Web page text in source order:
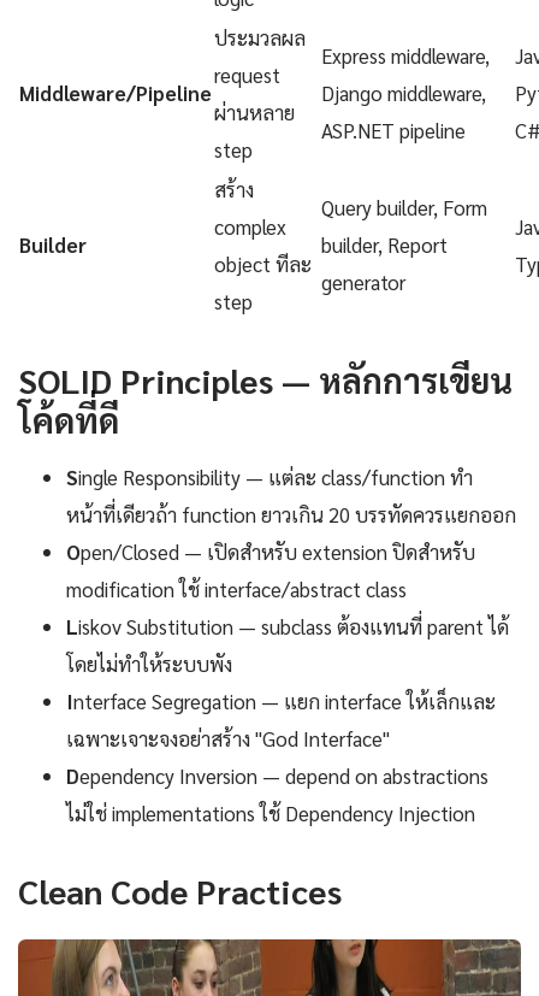
Middleware/Pipeline
ประมวลผล
request
ผ่านหลาย
step
Express middleware,
Django middleware,
ASP.NET pipeline
Builder
สร้าง
complex
object ทีละ
step
Query builder, Form
builder, Report
generator
SOLID Principles — หลักการเขียน
โค้ดที่ดี
Single Responsibility — แต่ละ class/function ทำ
หน้าที่เดียวถ้า function ยาวเกิน 20 บรรทัดควรแยกออก
Open/Closed — เปิดสำหรับ extension ปิดสำหรับ
modification ใช้ interface/abstract class
Liskov Substitution — subclass ต้องแทนที่ parent ได้
โดยไม่ทำให้ระบบพัง
Interface Segregation — แยก interface ให้เล็กและ
เฉพาะเจาะจงอย่าสร้าง "God Interface"
Dependency Inversion — depend on abstractions
ไม่ใช่ implementations ใช้ Dependency Injection
Clean Code Practices